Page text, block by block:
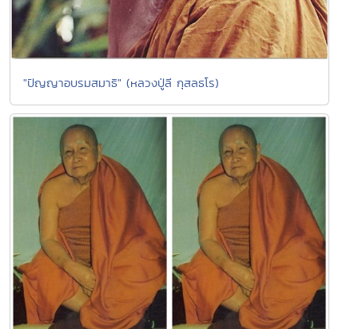
"ปัญญาอบรมสมาธิ" (หลวงปู่ลี กุสลธโร)